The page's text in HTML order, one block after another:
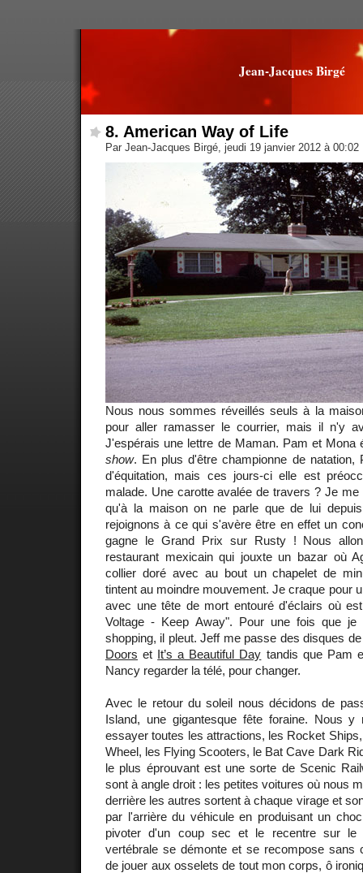
Jean-Jacques Birgé
8. American Way of Life
Par Jean-Jacques Birgé, jeudi 19 janvier 2012 à 00:02
Nous nous sommes réveillés seuls à la
pour aller ramasser le courrier, mais il n'y
J'espérais une lettre de Maman. Pam et Mona
show. En plus d'être championne de natation,
d'équitation, mais ces jours-ci elle est
malade. Une carotte avalée de travers ? Je
qu'à la maison on ne parle que de lui
rejoignons à ce qui s'avère être en effet un
gagne le Grand Prix sur Rusty ! Nous
restaurant mexicain qui jouxte un bazar où
collier doré avec au bout un chapelet de
tintent au moindre mouvement. Je craque pour
avec une tête de mort entouré d'éclairs où
Voltage - Keep Away". Pour une fois que je
shopping, il pleut. Jeff me passe des disques
Doors et It’s a Beautiful Day tandis que Pam
Nancy regarder la télé, pour changer.
Avec le retour du soleil nous décidons de
Island, une gigantesque fête foraine. Nous
essayer toutes les attractions, les Rocket
Wheel, les Flying Scooters, le Bat Cave Dark
le plus éprouvant est une sorte de Scenic
sont à angle droit : les petites voitures où nous
derrière les autres sortent à chaque virage et
par l'arrière du véhicule en produisant un
pivoter d'un coup sec et le recentre sur le
vertébrale se démonte et se recompose sans
de jouer aux osselets de tout mon corps, ô